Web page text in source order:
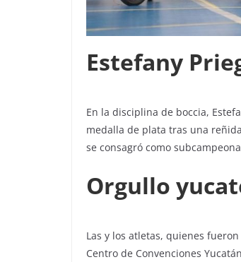
Estefany
En la disciplina de boccia,
medalla de plata tras una
se consagró como
Orgullo
Las y los atletas, quienes
Centro de Convenciones